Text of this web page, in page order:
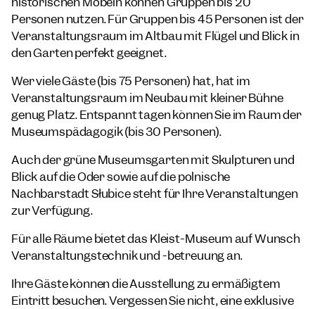
Personen nutzen. Für Gruppen bis 45 Personen ist der
Veranstaltungsraum im Altbau mit Flügel und Blick in
den Garten perfekt geeignet.
Wer viele Gäste (bis 75 Personen) hat, hat im
Veranstaltungsraum im Neubau mit kleiner Bühne
genug Platz. Entspannt tagen können Sie im Raum der
Museumspädagogik (bis 30 Personen).
Auch der grüne Museumsgarten mit Skulpturen und
Blick auf die Oder sowie auf die polnische
Nachbarstadt Słubice steht für Ihre Veranstaltungen
zur Verfügung.
Für alle Räume bietet das Kleist-Museum auf Wunsch
Veranstaltungstechnik und -betreuung an.
Ihre Gäste können die Ausstellung zu ermäßigtem
Eintritt besuchen. Vergessen Sie nicht, eine exklusive